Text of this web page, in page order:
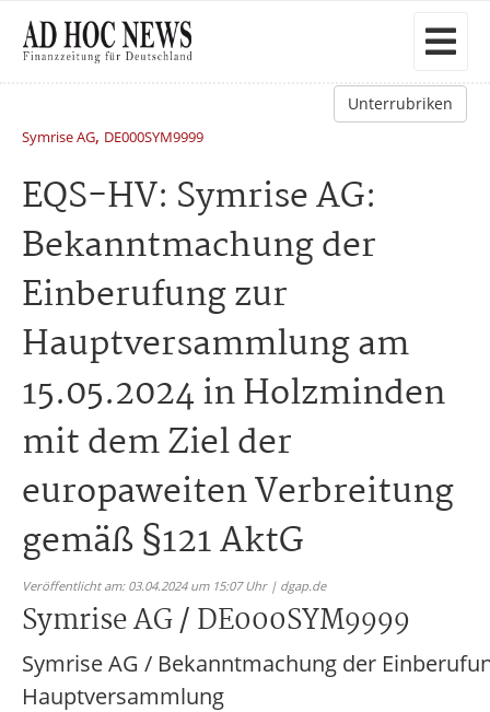
Unterrubriken
Symrise AG, DE000SYM9999
EQS-HV: Symrise AG:
Bekanntmachung der
Einberufung zur
Hauptversammlung am
15.05.2024 in Holzminden
mit dem Ziel der
europaweiten Verbreitung
gemäß §121 AktG
Veröffentlicht am: 03.04.2024 um 15:07 Uhr | dgap.de
Symrise AG / DE000SYM9999
Symrise AG / Bekanntmachung der
Hauptversammlung